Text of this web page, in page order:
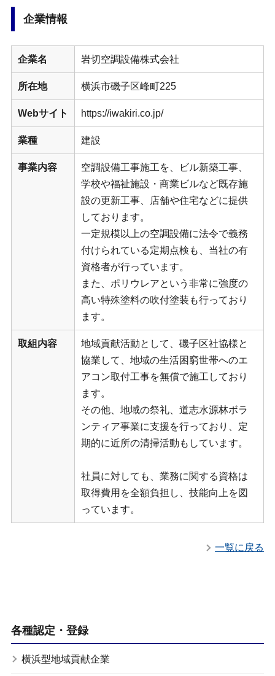
企業情報
企業名 岩切空調設備株式会社
所在地 横浜市磯子区峰町225
Webサイト https://iwakiri.co.jp/
業種 建設
事業内容
空調設備工事施工を、ビル新築工事、
学校や福祉施設・商業ビルなど既存施
設の更新工事、店舗や住宅などに提供
しております。
一定規模以上の空調設備に法令で義務
付けられている定期点検も、当社の有
資格者が行っています。
また、ポリウレアという非常に強度の
高い特殊塗料の吹付塗装も行っており
ます。
取組内容
地域貢献活動として、磯子区社協様と
協業して、地域の生活困窮世帯へのエ
アコン取付工事を無償で施工しており
ます。
その他、地域の祭礼、道志水源林ボラ
ンティア事業に支援を行っており、定
期的に近所の清掃活動もしています。
社員に対しても、業務に関する資格は
取得費用を全額負担し、技能向上を図
っています。
一覧に戻る
各種認定・登録
横浜型地域貢献企業